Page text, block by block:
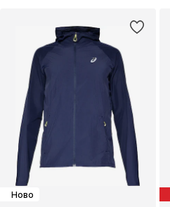
Ново